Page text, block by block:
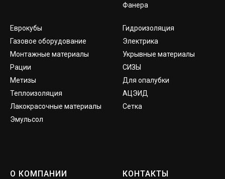
Фанера
Еврокубы
Газовое оборудование
Монтажные материалы
Рации
Метизы
Теплоизоляция
Лакокрасочные материалы
Эмульсол
Гидроизоляция
Электрика
Укрывные материалы
СИЗЫ
Для опалубки
АЦЭИД
Сетка
О КОМПАНИИ КОНТАКТЫ